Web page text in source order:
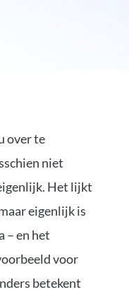
over te
niet
Het lijkt
eigenlijk is
– en het
voor
betekent